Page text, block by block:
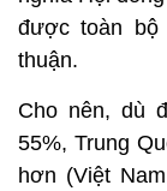
được toàn bộ
thuận.
Cho nên, dù
55%, Trung
hơn (Việt